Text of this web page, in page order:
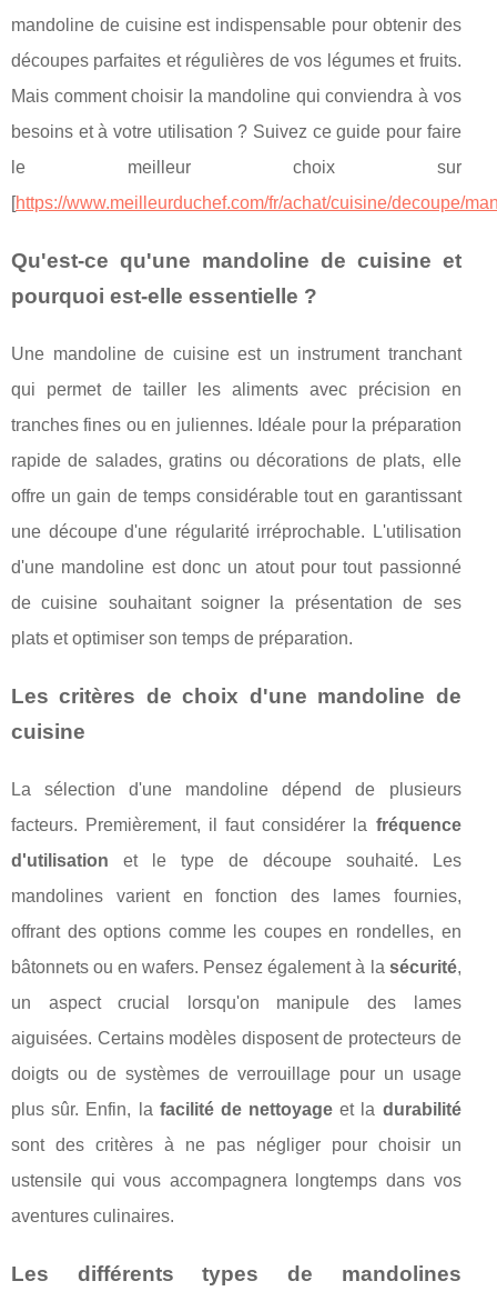
mandoline de cuisine est indispensable pour obtenir des
découpes parfaites et régulières de vos légumes et fruits.
Mais comment choisir la mandoline qui conviendra à vos
besoins et à votre utilisation ? Suivez ce guide pour faire
le meilleur choix sur
[https://www.meilleurduchef.com/fr/achat/cuisine/decoupe/
Qu'est-ce qu'une mandoline de cuisine et
pourquoi est-elle essentielle ?
Une mandoline de cuisine est un instrument tranchant
qui permet de tailler les aliments avec précision en
tranches fines ou en juliennes. Idéale pour la préparation
rapide de salades, gratins ou décorations de plats, elle
offre un gain de temps considérable tout en garantissant
une découpe d'une régularité irréprochable. L'utilisation
d'une mandoline est donc un atout pour tout passionné
de cuisine souhaitant soigner la présentation de ses
plats et optimiser son temps de préparation.
Les critères de choix d'une mandoline de
cuisine
La sélection d'une mandoline dépend de plusieurs
facteurs. Premièrement, il faut considérer la fréquence
d'utilisation et le type de découpe souhaité. Les
mandolines varient en fonction des lames fournies,
offrant des options comme les coupes en rondelles, en
bâtonnets ou en wafers. Pensez également à la sécurité,
un aspect crucial lorsqu'on manipule des lames
aiguisées. Certains modèles disposent de protecteurs de
doigts ou de systèmes de verrouillage pour un usage
plus sûr. Enfin, la facilité de nettoyage et la durabilité
sont des critères à ne pas négliger pour choisir un
ustensile qui vous accompagnera longtemps dans vos
aventures culinaires.
Les différents types de mandolines